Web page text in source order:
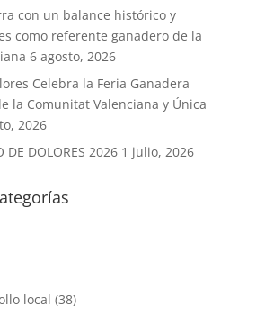
con un balance histórico y
como referente ganadero de la
6 agosto, 2026
Celebra la Feria Ganadera
la Comunitat Valenciana y Única
2026
DE DOLORES 2026 1 julio, 2026
local (38)